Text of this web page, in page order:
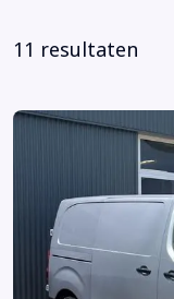
11 resultaten